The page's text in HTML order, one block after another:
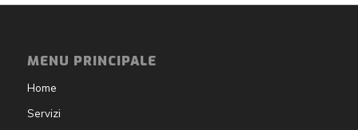
MENU PRINCIPALE
Home
Servizi